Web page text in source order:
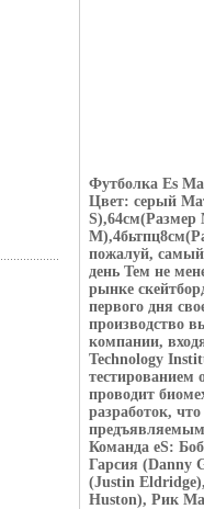
Футболка Es
Цвет: серый
пожалуй, самый
день Тем не
рынке
первого дня
производство
компании,
Technology
тестированием
проводит
разработок,
предъявляемым
Команда eS:
Гарсия (Danny
(Justin
Huston), Рик